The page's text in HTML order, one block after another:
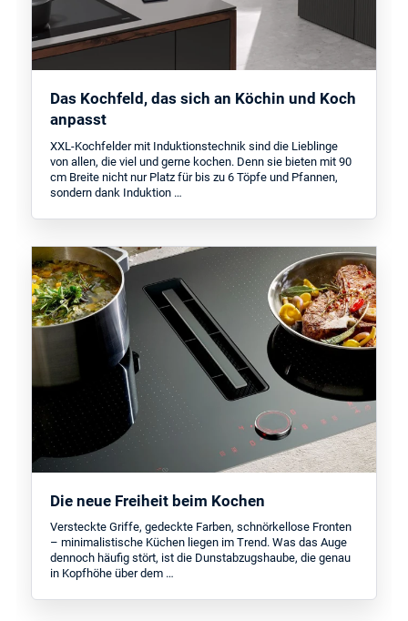
Das Kochfeld, das sich an Köchin und Koch
anpasst
XXL-Kochfelder mit Induktionstechnik sind die Lieblinge
von allen, die viel und gerne kochen. Denn sie bieten mit 90
cm Breite nicht nur Platz für bis zu 6 Töpfe und Pfannen,
sondern dank Induktion …
Die neue Freiheit beim Kochen
Versteckte Griffe, gedeckte Farben, schnörkellose Fronten
– minimalistische Küchen liegen im Trend. Was das Auge
dennoch häufig stört, ist die Dunstabzugshaube, die genau
in Kopfhöhe über dem …